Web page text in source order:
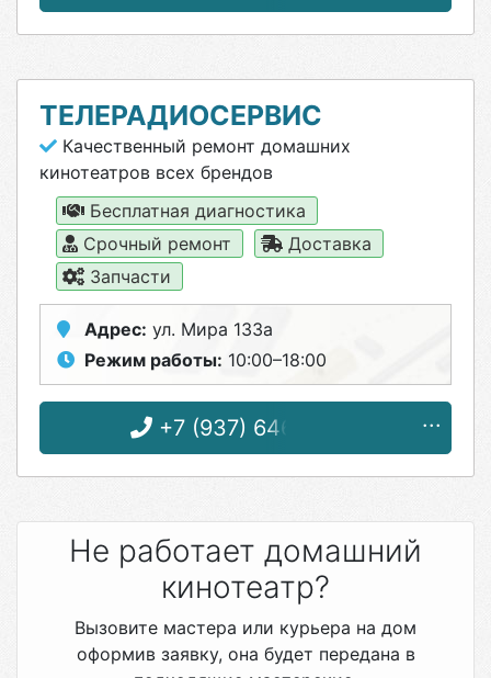
ТЕЛЕРАДИОСЕРВИС
Качественный ремонт домашних
кинотеатров всех брендов
Бесплатная диагностика
Срочный ремонт
Доставка
Запчасти
Адрес: ул. Мира 133а
Режим работы: 10:00–18:00
+7 (937) 646-18-29
Не работает домашний
кинотеатр?
Вызовите мастера или курьера на дом
оформив заявку, она будет передана в